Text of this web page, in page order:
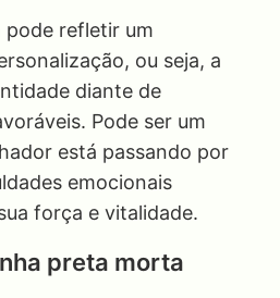
pode refletir um
ou seja, a
diante de
Pode ser um
está passando por
emocionais
força e vitalidade.
preta morta